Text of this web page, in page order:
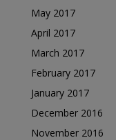
May 2017
April 2017
March 2017
February 2017
January 2017
December 2016
November 2016